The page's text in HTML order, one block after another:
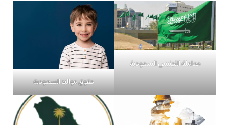
معاملة التجنيس السعودية
حقوق مواليد السعودية